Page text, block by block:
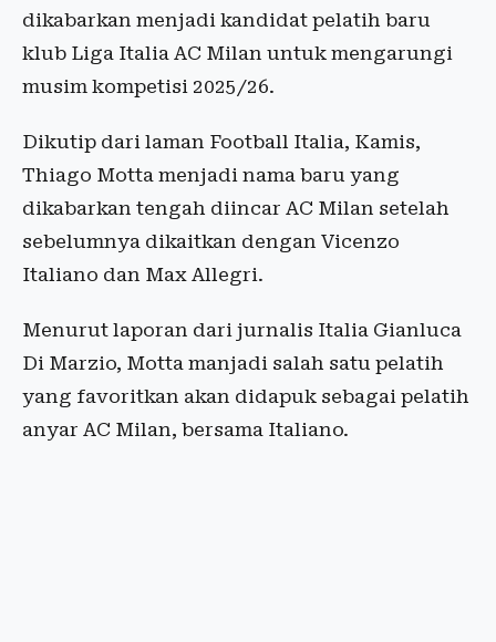
dikabarkan menjadi kandidat pelatih baru
klub Liga Italia AC Milan untuk mengarungi
musim kompetisi 2025/26.
Dikutip dari laman Football Italia, Kamis,
Thiago Motta menjadi nama baru yang
dikabarkan tengah diincar AC Milan setelah
sebelumnya dikaitkan dengan Vicenzo
Italiano dan Max Allegri.
Menurut laporan dari jurnalis Italia Gianluca
Di Marzio, Motta manjadi salah satu pelatih
yang favoritkan akan didapuk sebagai pelatih
anyar AC Milan, bersama Italiano.